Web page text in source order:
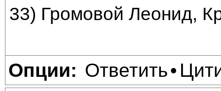
33) Громовой Леонид,
Опции: Ответить•